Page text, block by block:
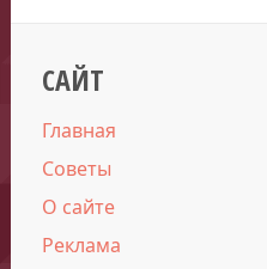
САЙТ
Главная
Советы
О сайте
Реклама